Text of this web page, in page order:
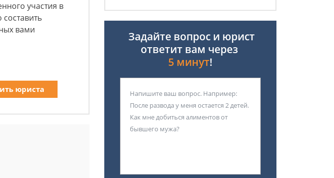
участия в
вами
юриста
Задайте вопрос и юрист
ответит вам через
5 минут!